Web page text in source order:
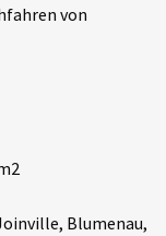
von
Blumenau,